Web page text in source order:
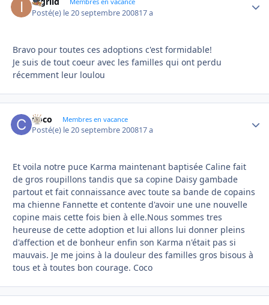
Posté(e) le 20 septembre 200817 a
Bravo pour toutes ces adoptions c'est formidable!
Je suis de tout coeur avec les familles qui ont perdu
récemment leur loulou
Coco Membres en vacance
Posté(e) le 20 septembre 200817 a
Et voila notre puce Karma maintenant baptisée Caline fait
de gros roupillons tandis que sa copine Daisy gambade
partout et fait connaissance avec toute sa bande de copains
ma chienne Fannette et contente d'avoir une une nouvelle
copine mais cette fois bien à elle.Nous sommes tres
heureuse de cette adoption et lui allons lui donner pleins
d'affection et de bonheur enfin son Karma n'était pas si
mauvais. Je me joins à la douleur des familles gros bisous à
tous et à toutes bon courage. Coco